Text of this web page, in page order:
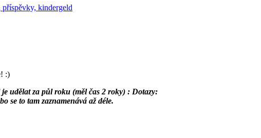
kindergeld
:)
udělat za půl roku (měl čas 2 roky) : Dotazy:
se to tam zaznamenává až déle.